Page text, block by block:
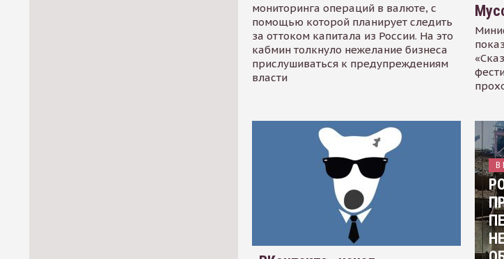
мониторинга операций в валюте, с
помощью которой планирует следить
за оттоком капитала из России. На это
кабмин толкнуло нежелание бизнеса
прислушиваться к предупреждениям
власти
В